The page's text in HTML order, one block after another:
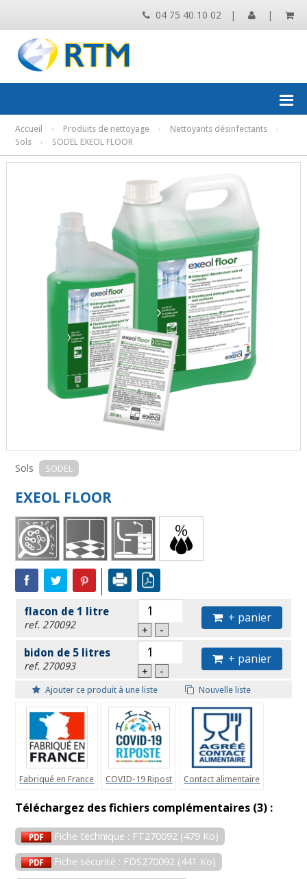
04 75 40 10 02 | |
Accueil › Produits de nettoyage › Nettoyants désinfectants
›
Sols
› SODEL EXEOL FLOOR
Sols SODEL
EXEOL FLOOR
flacon de 1 litre
ref. 270092 + -
+ panier
bidon de 5 litres
ref. 270093 + -
+ panier
Ajouter ce produit à une liste Nouvelle liste
Fabriqué en France COVID-19 Ripost Contact alimentaire
Téléchargez des fichiers complémentaires (3) :
Fiche technique : FT270092 (479 Ko)
Fiche sécurité : FDS270092 (441 Ko)